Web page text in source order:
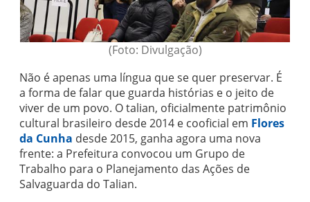
(Foto: Divulgação)
Não é apenas uma língua que se quer preservar. É
a forma de falar que guarda histórias e o jeito de
viver de um povo. O talian, oficialmente patrimônio
cultural brasileiro desde 2014 e cooficial em Flores
da Cunha desde 2015, ganha agora uma nova
frente: a Prefeitura convocou um Grupo de
Trabalho para o Planejamento das Ações de
Salvaguarda do Talian.